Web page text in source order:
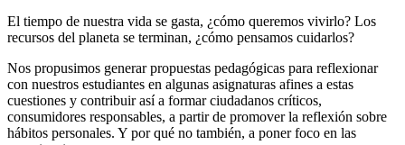
El tiempo de nuestra vida se gasta, ¿cómo queremos vivirlo? Los
recursos del planeta se terminan, ¿cómo pensamos cuidarlos?
Nos propusimos generar propuestas pedagógicas para reflexionar
con nuestros estudiantes en algunas asignaturas afines a estas
cuestiones y contribuir así a formar ciudadanos críticos,
consumidores responsables, a partir de promover la reflexión sobre
hábitos personales. Y por qué no también, a poner foco en las